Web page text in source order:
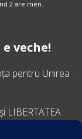
2 are men.
veche!
pentru Unirea
LIBERTATEA